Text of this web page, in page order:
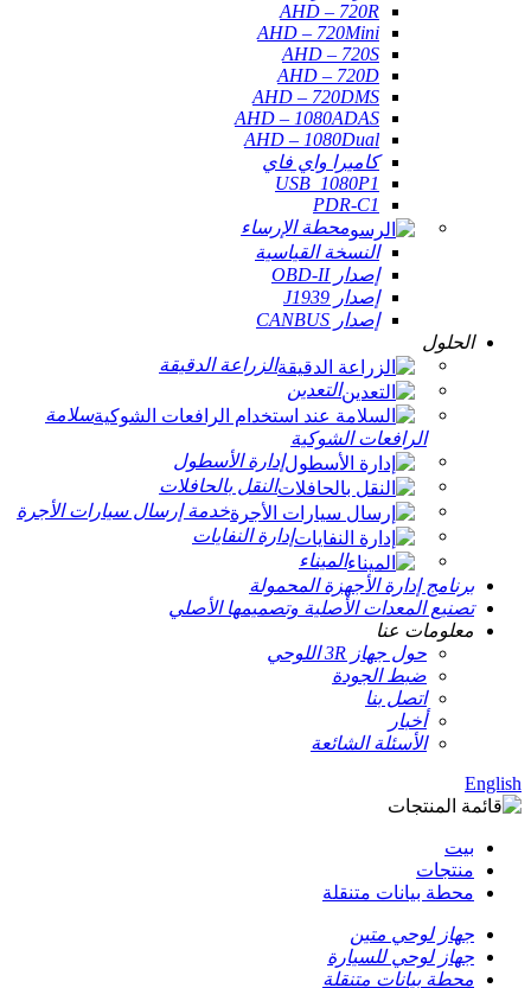
AHD – 720R
AHD – 720Mini
AHD – 720S
AHD – 720D
AHD – 720DMS
AHD – 1080ADAS
AHD – 1080Dual
كاميرا واي فاي
USB_1080P1
PDR-C1
محطة الإرساء
النسخة القياسية
إصدار OBD-II
إصدار J1939
إصدار CANBUS
الحلول
الزراعة الدقيقة
التعدين
سلامة
الرافعات الشوكية
إدارة الأسطول
النقل بالحافلات
خدمة إرسال سيارات الأجرة
إدارة النفايات
الميناء
برنامج إدارة الأجهزة المحمولة
تصنيع المعدات الأصلية وتصميمها الأصلي
معلومات عنا
حول جهاز 3R اللوحي
ضبط الجودة
اتصل بنا
أخبار
الأسئلة الشائعة
English
بيت
منتجات
محطة بيانات متنقلة
جهاز لوحي متين
جهاز لوحي للسيارة
محطة بيانات متنقلة